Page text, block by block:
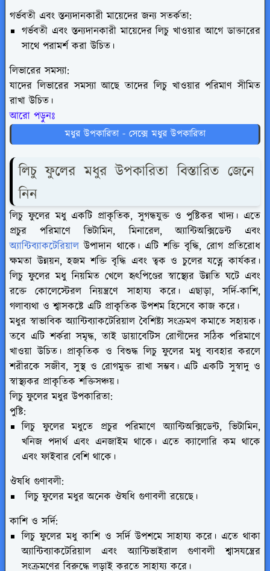
গর্ভবতী এবং স্তন্যদানকারী মায়েদের জন্য সতর্কতা:
গর্ভবতী এবং স্তন্যদানকারী মায়েদের লিচু খাওয়ার আগে ডাক্তারের
সাথে পরামর্শ করা উচিত।
লিভারের সমস্যা:
যাদের লিভারের সমস্যা আছে তাদের লিচু খাওয়ার পরিমাণ সীমিত
রাখা উচিত।
আরো পড়ুনঃ
মধুর উপকারিতা - সেক্সে মধুর উপকারিতা
লিচু ফুলের মধুর উপকারিতা বিস্তারিত জেনে
নিন
লিচু ফুলের মধু একটি প্রাকৃতিক, সুগন্ধযুক্ত ও পুষ্টিকর খাদ্য। এতে
প্রচুর পরিমাণে ভিটামিন, মিনারেল, অ্যান্টিঅক্সিডেন্ট এবং
অ্যান্টিব্যাকটেরিয়াল উপাদান থাকে। এটি শক্তি বৃদ্ধি, রোগ প্রতিরোধ
ক্ষমতা উন্নয়ন, হজম শক্তি বৃদ্ধি এবং ত্বক ও চুলের যত্নে কার্যকর।
লিচু ফুলের মধু নিয়মিত খেলে হৃৎপিণ্ডের স্বাস্থ্যের উন্নতি ঘটে এবং
রক্তে কোলেস্টেরল নিয়ন্ত্রণে সাহায্য করে। এছাড়া, সর্দি-কাশি,
গলাব্যথা ও শ্বাসকষ্টে এটি প্রাকৃতিক উপশম হিসেবে কাজ করে।
মধুর স্বাভাবিক অ্যান্টিব্যাকটেরিয়াল বৈশিষ্ট্য সংক্রমণ কমাতে সহায়ক।
তবে এটি শর্করা সমৃদ্ধ, তাই ডায়াবেটিস রোগীদের সঠিক পরিমাণে
খাওয়া উচিত। প্রাকৃতিক ও বিশুদ্ধ লিচু ফুলের মধু ব্যবহার করলে
শরীরকে সজীব, সুস্থ ও রোগমুক্ত রাখা সম্ভব। এটি একটি সুস্বাদু ও
স্বাস্থ্যকর প্রাকৃতিক শক্তিসঞ্চয়।
লিচু ফুলের মধুর উপকারিতা:
পুষ্টি:
লিচু ফুলের মধুতে প্রচুর পরিমাণে অ্যান্টিঅক্সিডেন্ট, ভিটামিন,
খনিজ পদার্থ এবং এনজাইম থাকে। এতে ক্যালোরি কম থাকে
এবং ফাইবার বেশি থাকে।
ঔষধি গুণাবলী:
লিচু ফুলের মধুর অনেক ঔষধি গুণাবলী রয়েছে।
কাশি ও সর্দি:
লিচু ফুলের মধু কাশি ও সর্দি উপশমে সাহায্য করে। এতে থাকা
অ্যান্টিব্যাকটেরিয়াল এবং অ্যান্টিভাইরাল গুণাবলী শ্বাসযন্ত্রের
সংক্রমণের বিরুদ্ধে লড়াই করতে সাহায্য করে।